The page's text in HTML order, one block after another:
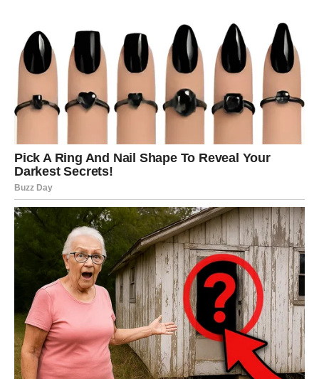
Zvijezde vam donose veoma romantičan i sudbinski
period.
Ako ste slobodni, moguće je poznanstvo koje djeluje kao
Karmička ljubav ulazi u vaš život
Pred vama su trenuci koje ćete dugo pamtiti.
ŠKORPIJA
Pred vama je veliki poslovni i finansijski preokret.
Moguće su veoma dobre vijesti vezane za posao ili
novac.
Univerzum vam otvara prava vrata